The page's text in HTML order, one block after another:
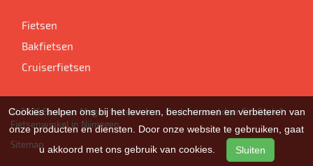
Fietsen
Bakfietsen
Cruiserfietsen
© 2026 Bart van Megen tweewielers. Ondersteund doorSitePack ®
Fietsenwinkel in Nijmegen
Sitemap
Cookies helpen ons bij het leveren, beschermen en verbeteren van
onze producten en diensten. Door onze website te gebruiken, gaat
u akkoord met ons gebruik van cookies.
Sluiten